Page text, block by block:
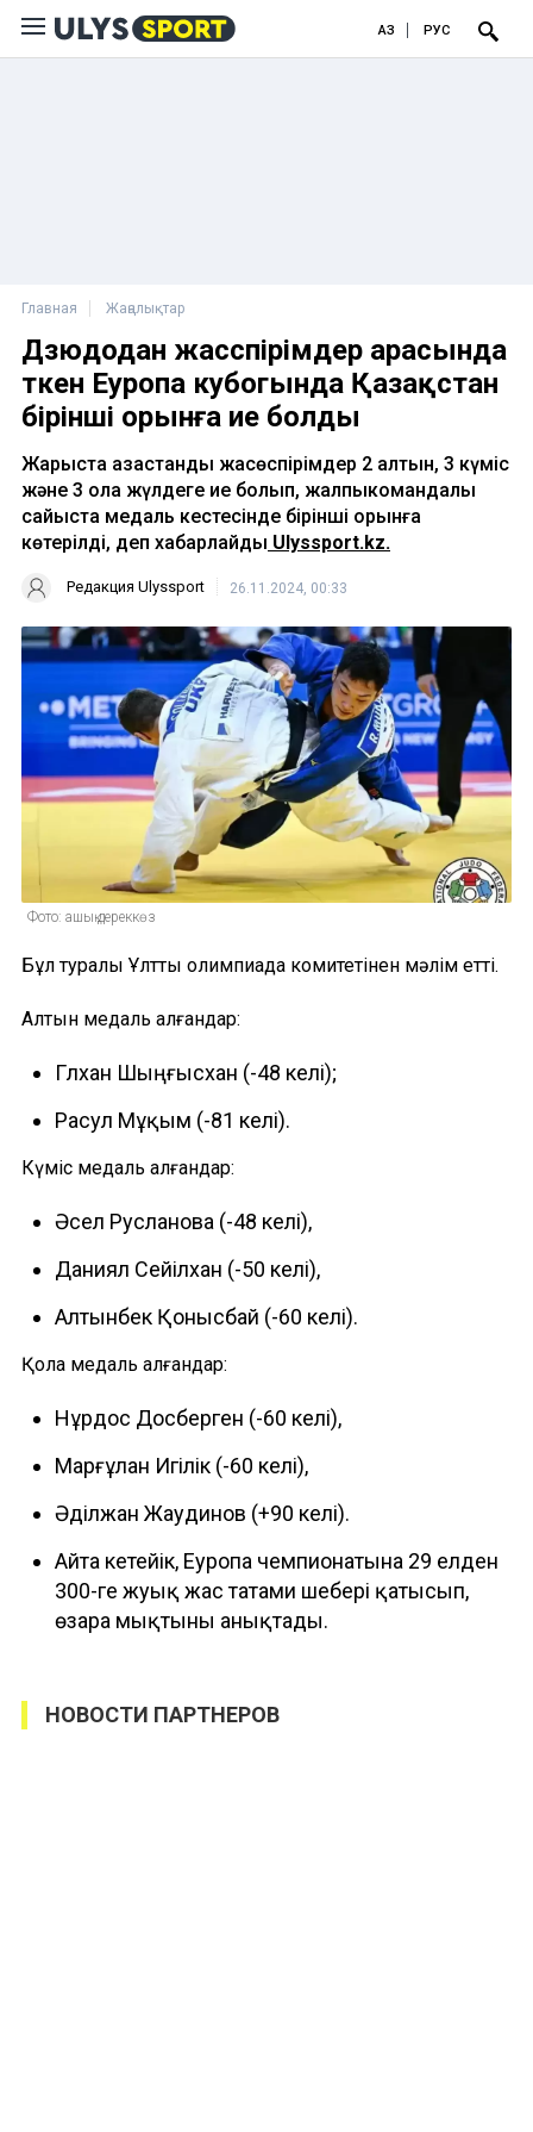
ҚАЗ РУС
Главная Жаңалықтар
Дзюдодан жасөспірімдер арасында
өткен Еуропа кубогында Қазақстан
бірінші орынға ие болды
Жарыста қазақстандық жасөспірімдер 2 алтын, 3 күміс
және 3 қола жүлдеге ие болып, жалпыкомандалық
сайыста медаль кестесінде бірінші орынға
көтерілді, деп хабарлайды Ulyssport.kz.
Редакция Ulyssport 26.11.2024, 00:33
Фото: ашық дереккөз
Бұл туралы Ұлттық олимпиада комитетінен мәлім етті.
Алтын медаль алғандар:
Гүлхан Шыңғысхан (-48 келі);
Расул Мұқым (-81 келі).
Күміс медаль алғандар:
Әсел Русланова (-48 келі),
Даниял Сейілхан (-50 келі),
Алтынбек Қонысбай (-60 келі).
Қола медаль алғандар:
Нұрдос Досберген (-60 келі),
Марғұлан Игілік (-60 келі),
Әділжан Жаудинов (+90 келі).
Айта кетейік, Еуропа чемпионатына 29 елден
300-ге жуық жас татами шебері қатысып,
өзара мықтыны анықтады.
НОВОСТИ ПАРТНЕРОВ